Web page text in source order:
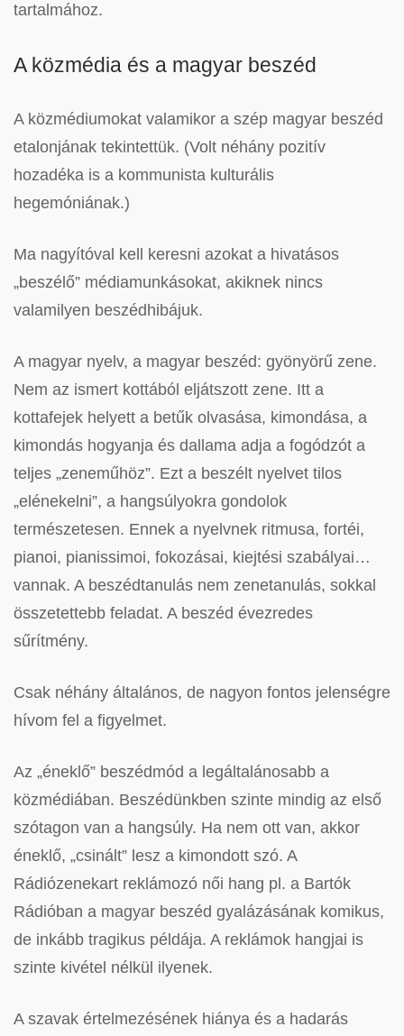
tartalmához.
A közmédia és a magyar beszéd
A közmédiumokat valamikor a szép magyar beszéd
etalonjának tekintettük. (Volt néhány pozitív
hozadéka is a kommunista kulturális
hegemóniának.)
Ma nagyítóval kell keresni azokat a hivatásos
„beszélő” médiamunkásokat, akiknek nincs
valamilyen beszédhibájuk.
A magyar nyelv, a magyar beszéd: gyönyörű zene.
Nem az ismert kottából eljátszott zene. Itt a
kottafejek helyett a betűk olvasása, kimondása, a
kimondás hogyanja és dallama adja a fogódzót a
teljes „zeneműhöz”. Ezt a beszélt nyelvet tilos
„elénekelni”, a hangsúlyokra gondolok
természetesen. Ennek a nyelvnek ritmusa, fortéi,
pianoi, pianissimoi, fokozásai, kiejtési szabályai…
vannak. A beszédtanulás nem zenetanulás, sokkal
összetettebb feladat. A beszéd évezredes
sűrítmény.
Csak néhány általános, de nagyon fontos jelenségre
hívom fel a figyelmet.
Az „éneklő” beszédmód a legáltalánosabb a
közmédiában. Beszédünkben szinte mindig az első
szótagon van a hangsúly. Ha nem ott van, akkor
éneklő, „csinált” lesz a kimondott szó. A
Rádiózenekart reklámozó női hang pl. a Bartók
Rádióban a magyar beszéd gyalázásának komikus,
de inkább tragikus példája. A reklámok hangjai is
szinte kivétel nélkül ilyenek.
A szavak értelmezésének hiánya és a hadarás